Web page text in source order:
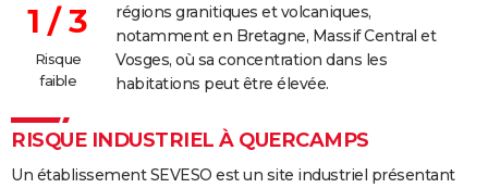
1 / 3
Risque
faible
régions granitiques et volcaniques,
notamment en Bretagne, Massif Central et
Vosges, où sa concentration dans les
habitations peut être élevée.
RISQUE INDUSTRIEL À QUERCAMPS
Un établissement SEVESO est un site industriel présentant